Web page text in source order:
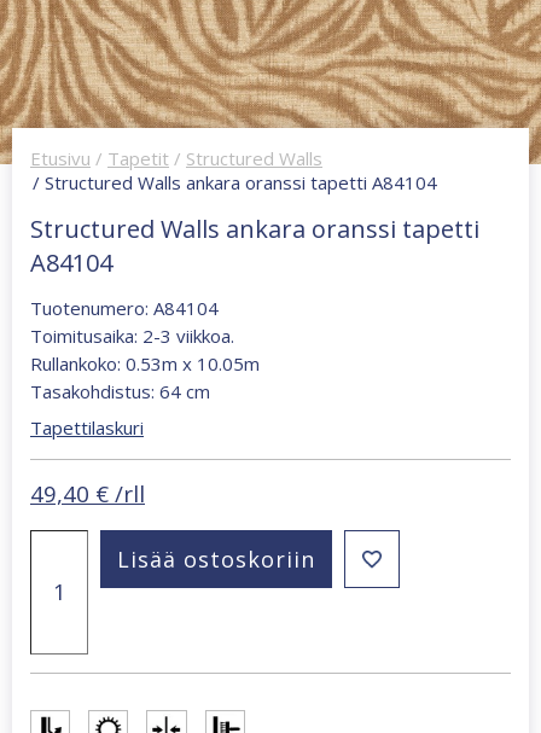
Etusivu / Tapetit / Structured Walls
/ Structured Walls ankara oranssi tapetti A84104
Structured Walls ankara oranssi tapetti
A84104
Tuotenumero: A84104
Toimitusaika: 2-3 viikkoa.
Rullankoko: 0.53m x 10.05m
Tasakohdistus: 64 cm
Tapettilaskuri
49,40 € /rll
ankara
A84104
Lisää ostoskoriin